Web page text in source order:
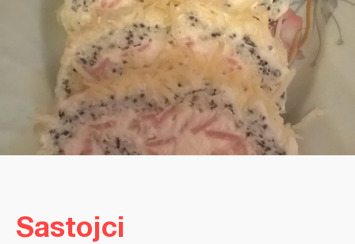
Sastojci